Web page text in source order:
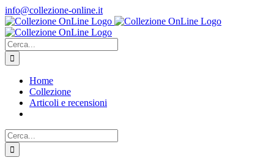
Salta
al
contenuto
info@collezione-online.it
Cerca
per:
Home
Collezione
Articoli e recensioni
Cerca
per: